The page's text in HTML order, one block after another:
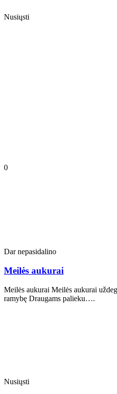
Nusiųsti
0
Dar nepasidalino
Meilės aukurai
Meilės aukurai Meilės aukurai
ramybę Draugams palieku….
Nusiųsti